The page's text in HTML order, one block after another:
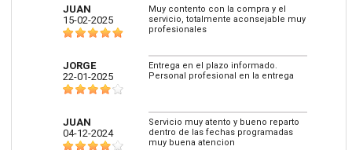
JUAN
15-02-2025
Muy contento con la compra y el
servicio, totalmente aconsejable muy
profesionales
JORGE
22-01-2025
Entrega en el plazo informado.
Personal profesional en la entrega
JUAN
04-12-2024
Servicio muy atento y bueno reparto
dentro de las fechas programadas
muy buena atencion